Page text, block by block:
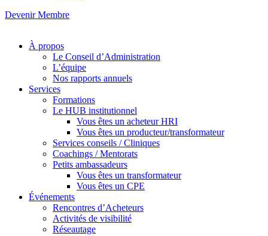
Devenir Membre
À propos
Le Conseil d’Administration
L’équipe
Nos rapports annuels
Services
Formations
Le HUB institutionnel
Vous êtes un acheteur HRI
Vous êtes un producteur/transformateur
Services conseils / Cliniques
Coachings / Mentorats
Petits ambassadeurs
Vous êtes un transformateur
Vous êtes un CPE
Événements
Rencontres d’Acheteurs
Activités de visibilité
Réseautage